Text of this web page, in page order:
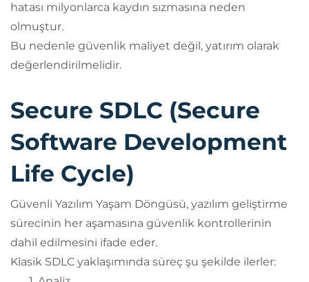
hatası milyonlarca kaydın sızmasına neden
olmuştur.
Bu nedenle güvenlik maliyet değil, yatırım olarak
değerlendirilmelidir.
Secure SDLC (Secure
Software Development
Life Cycle)
Güvenli Yazılım Yaşam Döngüsü, yazılım geliştirme
sürecinin her aşamasına güvenlik kontrollerinin
dahil edilmesini ifade eder.
Klasik SDLC yaklaşımında süreç şu şekilde ilerler: